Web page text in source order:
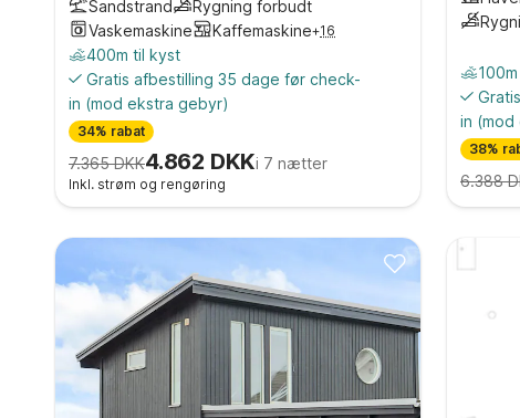
Sandstrand
Rygning forbudt
Vaskemaskine
Kaffemaskine+16
400m til kyst
Gratis afbestilling 35 dage før check-
in (mod ekstra gebyr)
34% rabat
7.365 DKK4.862 DKKi 7 nætter
Inkl. strøm og rengøring
in (mod
38%
6.388